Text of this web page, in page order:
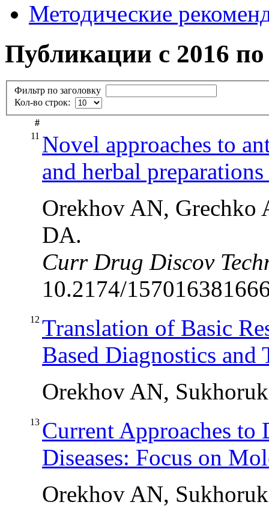
Методические
Публикации с 2016 по
Фильтр по заголовку
Кол-во строк:
#
11 Novel approaches to
and herbal
Orekhov AN, Grechko
DA.
Curr Drug Discov
10.2174/
12 Translation of Basic
Based Diagnostics and
Orekhov AN,
13 Current Approaches to
Diseases: Focus on
Orekhov AN,